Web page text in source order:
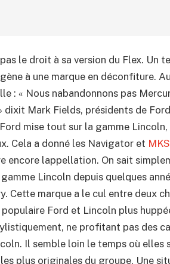
le droit à sa version du Flex. Un
à une marque en déconfiture.
: « Nous nabandonnons pas
dixit Mark Fields, présidents de
mise tout sur la gamme
Cela a donné les Navigator et MKS
encore lappellation. On sait
Lincoln depuis quelques
Cette marque a le cul entre deux
Ford et Lincoln plus
ne profitant pas des
Il semble loin le temps où elles
plus originales du groupe. Une